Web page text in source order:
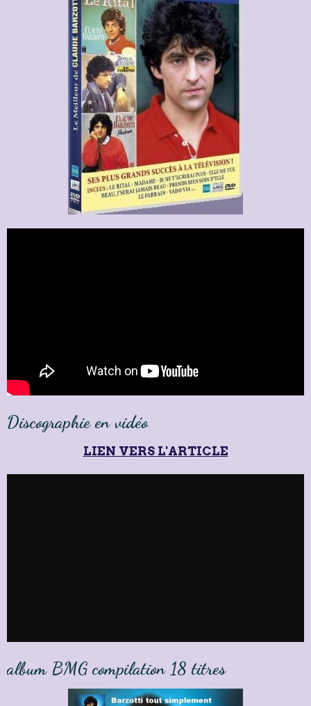
Discographie en vidéo
LIEN VERS L'ARTICLE
album BMG compilation 18 titres